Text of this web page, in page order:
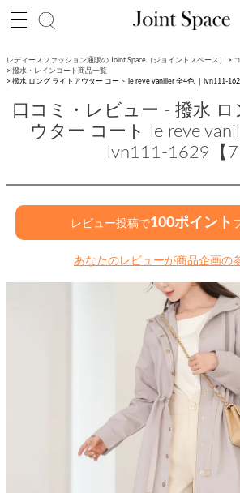
レディースファッション通販の Joint Space（ジョイントスペース）
撥水・レインコート商品一覧
撥水 ロング ライトアウター コート le reve vaniller 全4色 ｜lvn111-
口コミ・レビュー - 撥水
ウター コート le reve
lvn111-1629【7
レビュー投稿で100ポイント
あなたのレビューが商品企画の